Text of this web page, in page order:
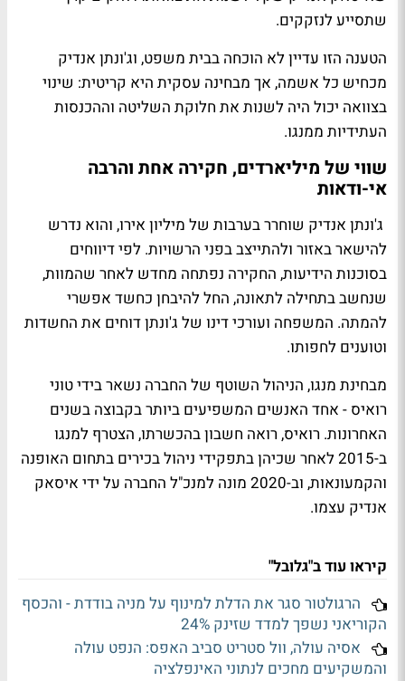
שתסייע לנזקקים.
הטענה הזו עדיין לא הוכחה בבית משפט, וג'ונתן אנדיק
מכחיש כל אשמה, אך מבחינה עסקית היא קריטית: שינוי
בצוואה יכול היה לשנות את חלוקת השליטה וההכנסות
העתידיות ממנגו.
שווי של מיליארדים, חקירה אחת והרבה
אי-ודאות
ג'ונתן אנדיק שוחרר בערבות של מיליון אירו, והוא נדרש
להישאר באזור ולהתייצב בפני הרשויות. לפי דיווחים
בסוכנות הידיעות, החקירה נפתחה מחדש לאחר שהמוות,
שנחשב בתחילה לתאונה, החל להיבחן כחשד אפשרי
להמתה. המשפחה ועורכי דינו של ג'ונתן דוחים את החשדות
וטוענים לחפותו.
מבחינת מנגו, הניהול השוטף של החברה נשאר בידי טוני
רואיס - אחד האנשים המשפיעים ביותר בקבוצה בשנים
האחרונות. רואיס, רואה חשבון בהכשרתו, הצטרף למנגו
ב-2015 לאחר שכיהן בתפקידי ניהול בכירים בתחום האופנה
והקמעונאות, וב-2020 מונה למנכ"ל החברה על ידי איסאק
אנדיק עצמו.
קיראו עוד ב"גלובל"
הרגולטור סגר את הדלת למינוף על מניה בודדת - והכסף
הקוריאני נשפך למדד שזינק 24%
אסיה עולה, וול סטריט סביב האפס: הנפט עולה
והמשקיעים מחכים לנתוני האינפלציה